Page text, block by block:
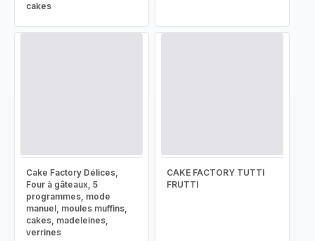
cakes
Cake Factory Délices,
Four à gâteaux, 5
programmes, mode
manuel, moules muffins,
cakes, madeleines,
verrines
CAKE FACTORY TUTTI
FRUTTI